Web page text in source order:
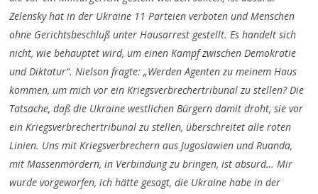
Zelensky hat in der Ukraine 11 Parteien verboten und Menschen
ohne Gerichtsbeschluß unter Hausarrest gestellt. Es handelt sich
nicht, wie behauptet wird, um einen Kampf zwischen Demokratie
und Diktatur“. Nielson fragte: „Werden Agenten zu meinem Haus
kommen, um mich vor ein Kriegsverbrechertribunal zu stellen? Die
Tatsache, daß die Ukraine westlichen Bürgern damit droht, sie vor
ein Kriegsverbrechertribunal zu stellen, überschreitet alle roten
Linien. Uns mit Kriegsverbrechern aus Jugoslawien und Ruanda,
mit Massenmördern, in Verbindung zu bringen, ist absurd… Mir
wurde vorgeworfen, ich hätte gesagt, die Ukraine habe in der